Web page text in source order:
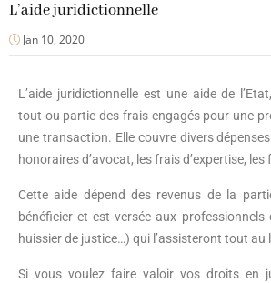
L’aide juridictionnelle
Jan 10, 2020
L’aide juridictionnelle est une aide de
tout ou partie des frais engagés pour une
une transaction. Elle couvre divers
honoraires d’avocat, les frais d’expertise, les
Cette aide dépend des revenus de la
bénéficier et est versée aux
huissier de justice…) qui l’assisteront tout au
Si vous voulez faire valoir vos droits en